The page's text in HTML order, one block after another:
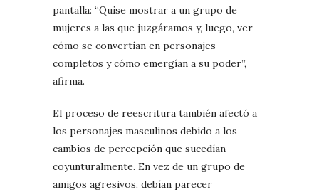
pantalla: “Quise mostrar a un grupo de
mujeres a las que juzgáramos y, luego, ver
cómo se convertían en personajes
completos y cómo emergían a su poder”,
afirma.
El proceso de reescritura también afectó a
los personajes masculinos debido a los
cambios de percepción que sucedían
coyunturalmente. En vez de un grupo de
amigos agresivos, debían parecer